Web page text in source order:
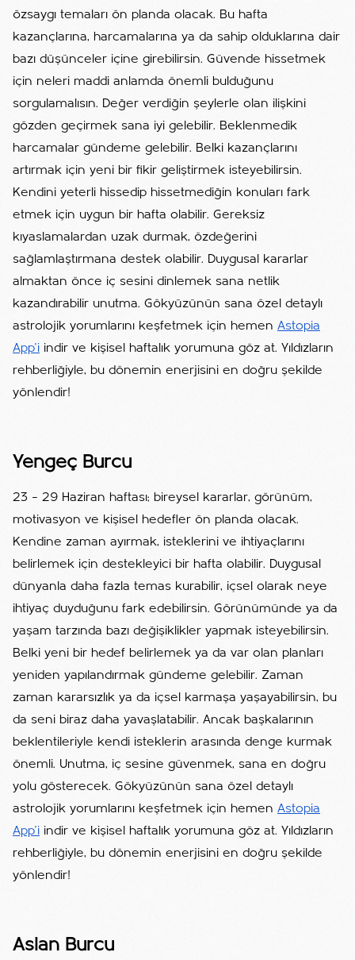
özsaygı temaları ön planda olacak. Bu hafta
kazançlarına, harcamalarına ya da sahip olduklarına dair
bazı düşünceler içine girebilirsin. Güvende hissetmek
için neleri maddi anlamda önemli bulduğunu
sorgulamalısın. Değer verdiğin şeylerle olan ilişkini
gözden geçirmek sana iyi gelebilir. Beklenmedik
harcamalar gündeme gelebilir. Belki kazançlarını
artırmak için yeni bir fikir geliştirmek isteyebilirsin.
Kendini yeterli hissedip hissetmediğin konuları fark
etmek için uygun bir hafta olabilir. Gereksiz
kıyaslamalardan uzak durmak, özdeğerini
sağlamlaştırmana destek olabilir. Duygusal kararlar
almaktan önce iç sesini dinlemek sana netlik
kazandırabilir unutma. Gökyüzünün sana özel detaylı
astrolojik yorumlarını keşfetmek için hemen Astopia
App'i indir ve kişisel haftalık yorumuna göz at. Yıldızların
rehberliğiyle, bu dönemin enerjisini en doğru şekilde
yönlendir!
Yengeç Burcu
23 – 29 Haziran haftası; bireysel kararlar, görünüm,
motivasyon ve kişisel hedefler ön planda olacak.
Kendine zaman ayırmak, isteklerini ve ihtiyaçlarını
belirlemek için destekleyici bir hafta olabilir. Duygusal
dünyanla daha fazla temas kurabilir, içsel olarak neye
ihtiyaç duyduğunu fark edebilirsin. Görünümünde ya da
yaşam tarzında bazı değişiklikler yapmak isteyebilirsin.
Belki yeni bir hedef belirlemek ya da var olan planları
yeniden yapılandırmak gündeme gelebilir. Zaman
zaman kararsızlık ya da içsel karmaşa yaşayabilirsin, bu
da seni biraz daha yavaşlatabilir. Ancak başkalarının
beklentileriyle kendi isteklerin arasında denge kurmak
önemli. Unutma, iç sesine güvenmek, sana en doğru
yolu gösterecek. Gökyüzünün sana özel detaylı
astrolojik yorumlarını keşfetmek için hemen Astopia
App'i indir ve kişisel haftalık yorumuna göz at. Yıldızların
rehberliğiyle, bu dönemin enerjisini en doğru şekilde
yönlendir!
Aslan Burcu